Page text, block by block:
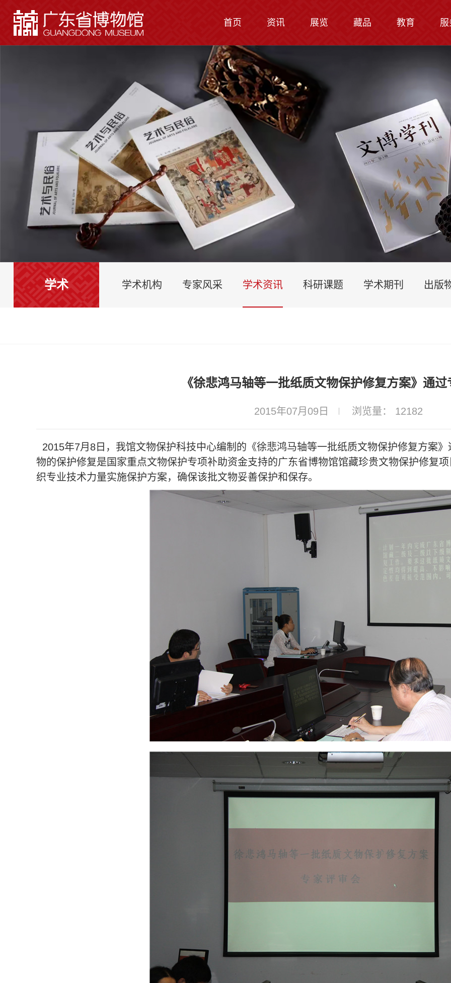
首页 资讯 展览 藏品 教育
学术 学术机构 专家风采 学术资讯 科研课题 学术期刊 出版
《徐悲鸿马轴等一批纸质文物保护修复方案》通
2015年07月09日 浏览量： 12182
2015年7月8日，我馆文物保护科技中心编制的《徐悲鸿马轴等一批纸质文物保护修复方案
物的保护修复是国家重点文物保护专项补助资金支持的广东省博物馆馆藏珍贵文物保护修复
织专业技术力量实施保护方案，确保该批文物妥善保护和保存。